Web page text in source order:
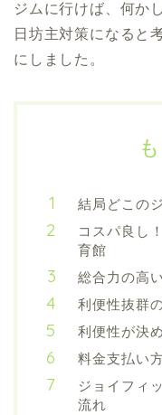
ジムに行けば、何か
日坊主対策になると
にしました。
結局どこの
コスパ良し
育館
総合力の高
利便性抜群
利便性が決
料金支払い
ジョイフィ
流れ